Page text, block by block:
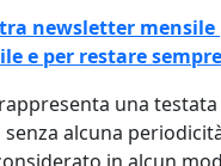
newsletter mensile
e per restare
una
alcuna